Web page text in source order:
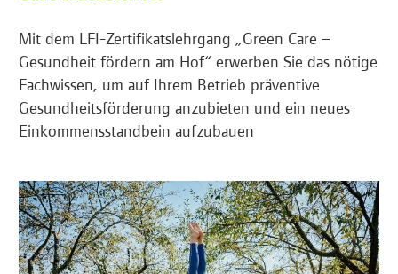
v
g
a
t
n
Mit dem LFI-Zertifikatslehrgang „Green Care –
Gesundheit fördern am Hof“ erwerben Sie das nötige
Fachwissen, um auf Ihrem Betrieb präventive
Gesundheitsförderung anzubieten und ein neues
Einkommensstandbein aufzubauen